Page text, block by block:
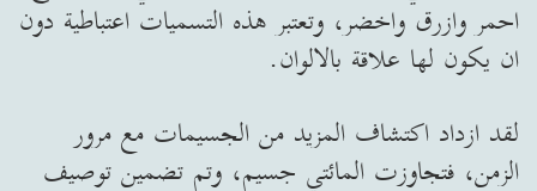
احمر وازرق واخضر، وتعتبر هذه التسميات اعتباطية دون
ان يكون لها علاقة بالالوان.
لقد ازداد اكتشاف المزيد من الجسيمات مع مرور
الزمن، فتجاوزت المائتي جسيم، وتم تضمين توصيف